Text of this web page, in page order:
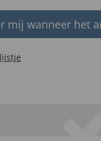
mij wanneer het